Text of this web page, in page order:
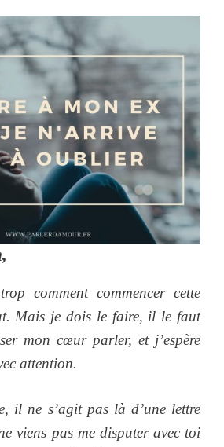
comment commencer cette
Mais je dois le faire, il le faut
mon cœur parler, et j’espère
attention.
il ne s’agit pas là d’une lettre
viens pas me disputer avec toi